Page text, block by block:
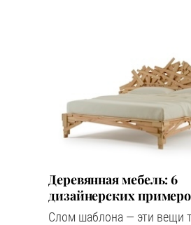
Деревянная мебель: 6
дизайнерских
Слом шаблона — эти вещи